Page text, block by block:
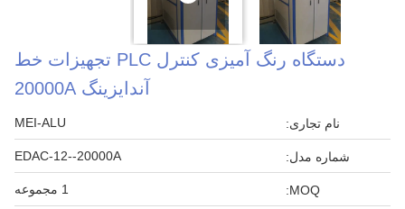
دستگاه رنگ آمیزی کنترل PLC تجهیزات خط
آندایزینگ 20000A
نام تجاری: MEI-ALU
شماره مدل: EDAC-12--20000A
MOQ: 1 مجموعه